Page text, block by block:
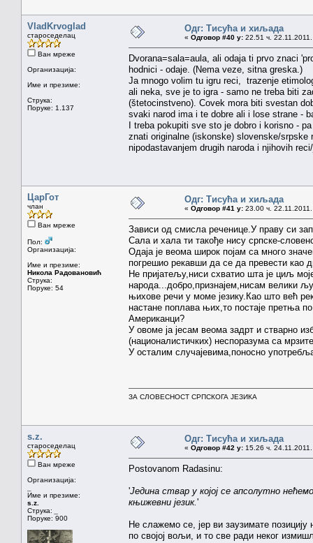
VladKrvoglad
староседелац
Ван мреже
Организација:
Име и презиме:
Струка:
Поруке: 1.137
Одг: Тисућа и хиљада
« Одговор #40 у: 22.51 ч.
Dvorana=sala=aula, ali odaja ti prvo znaci
hodnici - odaje. (Nema veze, sitna greska.)
Ja mnogo volim tu igru reci, trazenje
ali neka, sve je to igra - samo ne treba biti
(štetocinstveno). Covek mora biti svestan
svaki narod ima i te dobre ali i lose strane -
I treba pokupiti sve sto je dobro i korisno -
znati originalne (iskonske) slovenske/
nipodastavanjem drugih naroda i njihovih
ЦарГот
члан
Ван мреже
Пол:
Организација:
Име и презиме:
Никола Радовановић
Струка:
Поруке: 54
Одг: Тисућа и хиљада
« Одговор #41 у: 23.00 ч.
Зависи од смисла реченице.У праву си
Сала и хала ти такође нису српске-
Одаја је веома широк појам са много
погрешио рекавши да се да превести као
Не пријатељу,ниси схватио шта је циљ
народа...добро,признајем,нисам велики
њихове речи у моме језику.Као што већ
настане поплава њих,то постаје претња
Американци?
У овоме ја јесам веома задрт и стварно
(националистичких) неспоразума са
У осталим случајевима,поносно
ЗА СЛОВЕСНОСТ СРПСКОГА ЈЕЗИКА
s.z.
староседелац
Ван мреже
Организација:
Име и презиме:
s.z.
Струка:
Поруке: 900
Одг: Тисућа и хиљада
« Одговор #42 у: 15.26 ч.
Postovanom Radasinu:
'Једина ствар у којој се апсолутно
књижевни језик. '
Не слажемо се, јер ви заузимате
по својој вољи, и то све ради неког